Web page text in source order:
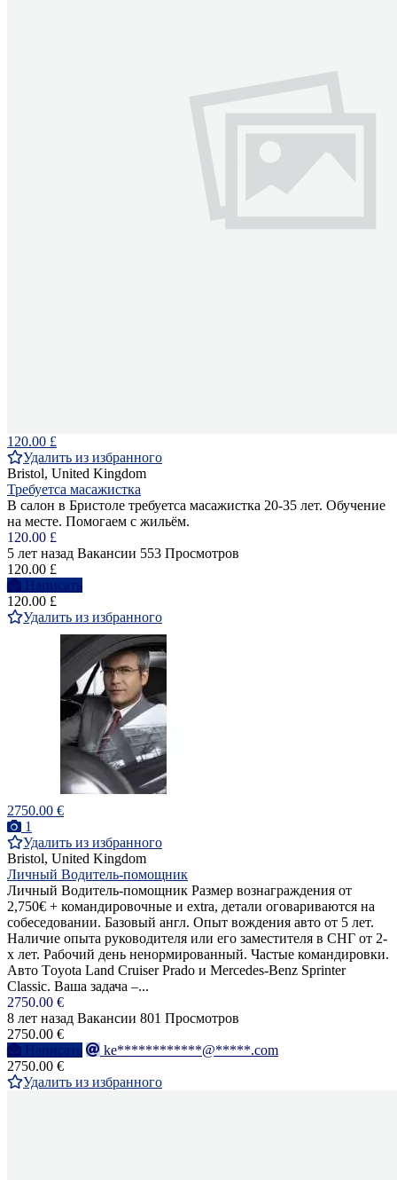
120.00 £
Удалить из избранного
Bristol, United Kingdom
Требуетса масажистка
В салон в Бристоле требуетса масажистка 20-35 лет. Обучение
на месте. Помогаем с жильём.
120.00 £
5 лет назад Вакансии 553 Просмотров
120.00 £
Написать
120.00 £
Удалить из избранного
2750.00 €
1
Удалить из избранного
Bristol, United Kingdom
Личный Водитель-помощник
Личный Водитель-помощник Размер вознаграждения от
2,750€ + командировочные и extra, детали оговариваются на
собеседовании. Базовый англ. Опыт вождения авто от 5 лет.
Наличие опыта руководителя или его заместителя в СНГ от 2-
х лет. Рабочий день ненормированный. Частые командировки.
Авто Тoyota Land Cruiser Prado и Mercedes-Benz Sprinter
Classic. Ваша задача –...
2750.00 €
8 лет назад Вакансии 801 Просмотров
2750.00 €
Написать
ke************@*****.com
2750.00 €
Удалить из избранного